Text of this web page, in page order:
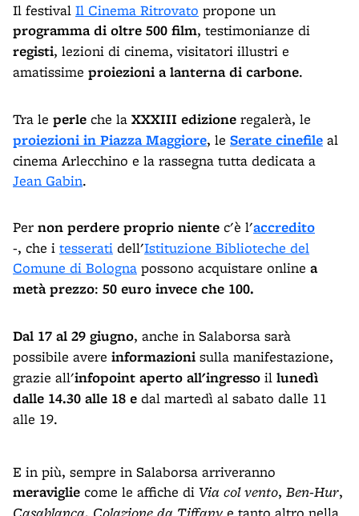
Il festival Il Cinema Ritrovato propone un
programma di oltre 500 film, testimonianze di
registi, lezioni di cinema, visitatori illustri e
amatissime proiezioni a lanterna di carbone.
Tra le perle che la XXXIII edizione regalerà, le
proiezioni in Piazza Maggiore, le Serate cinefile al
cinema Arlecchino e la rassegna tutta dedicata a
Jean Gabin.
Per non perdere proprio niente c'è l'accredito
-, che i tesserati dell'Istituzione Biblioteche del
Comune di Bologna possono acquistare online a
metà prezzo: 50 euro invece che 100.
Dal 17 al 29 giugno, anche in Salaborsa sarà
possibile avere informazioni sulla manifestazione,
grazie all'infopoint aperto all'ingresso il lunedì
dalle 14.30 alle 18 e dal martedì al sabato dalle 11
alle 19.
E in più, sempre in Salaborsa arriveranno
meraviglie come le affiche di Via col vento, Ben-Hur,